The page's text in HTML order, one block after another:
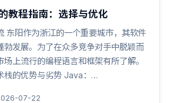
教程指南：选择与优化
东阳作为浙江的一个重要城市，其软件
勃发展。为了在众多竞争对手中脱颖而
上流行的编程语言和框架有所了解。
栈的优势与劣势 Java：…
07-22